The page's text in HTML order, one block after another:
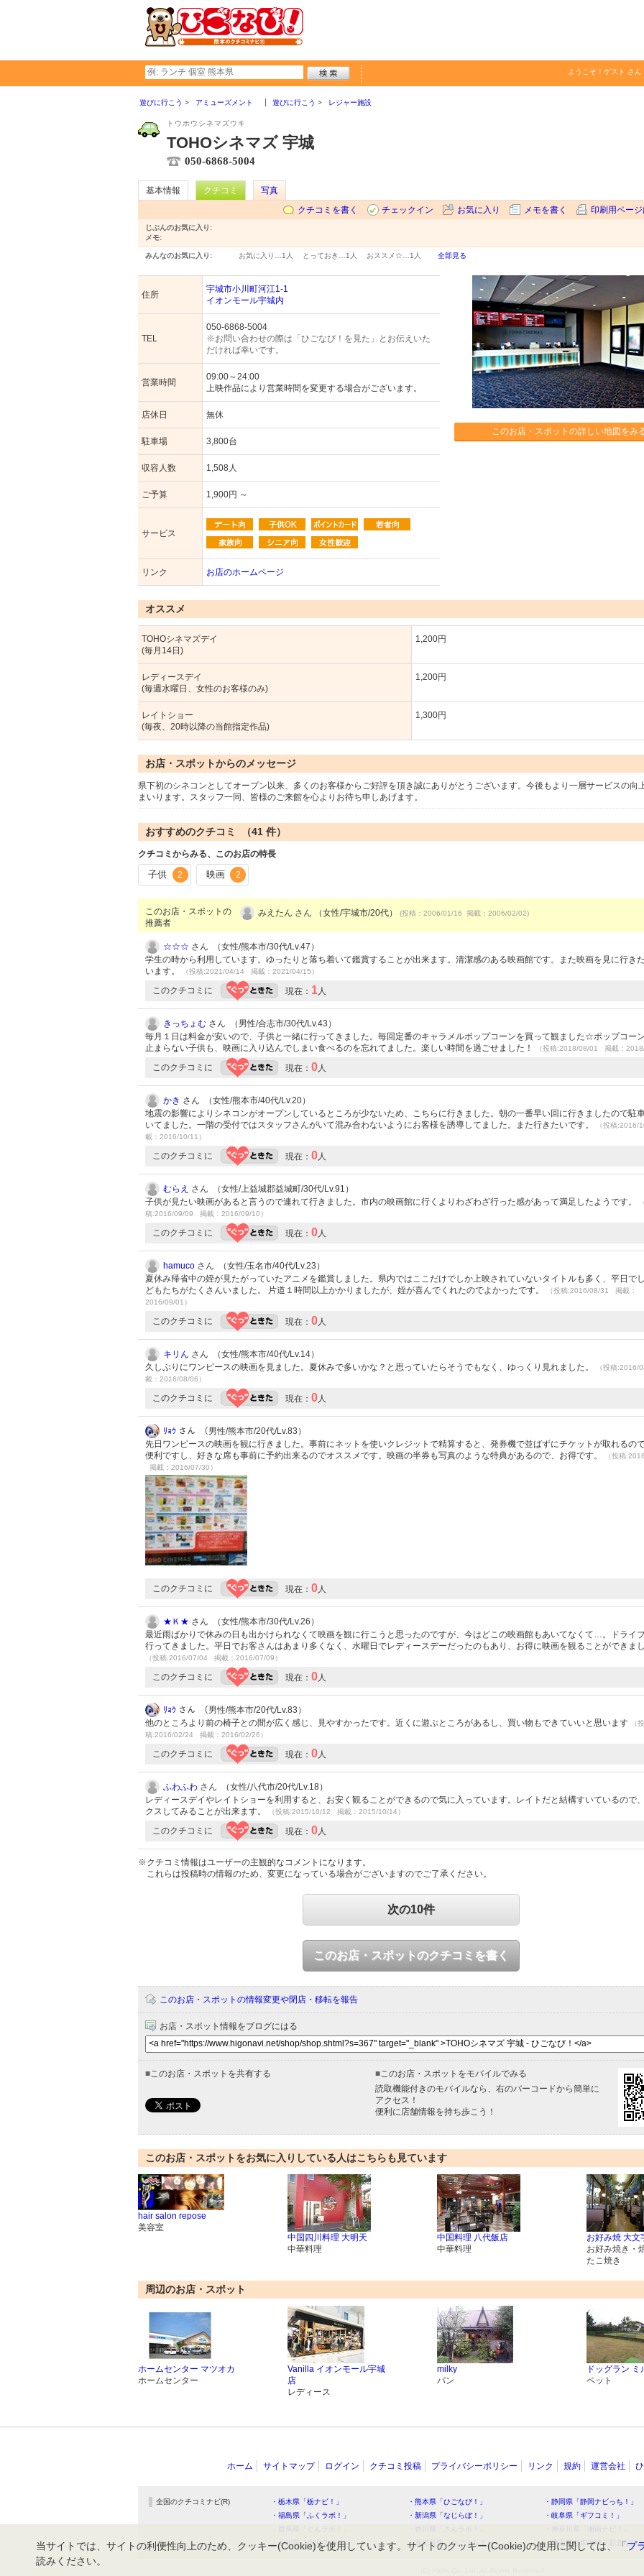
ようこそ！ ゲスト さん
遊びに行こう アミューズメント 遊びに行こう レジャー施設
トウホウシネマズウキ
TOHOシネマズ 宇城
050-6868-5004
基本情報 クチコミ
写真
クチコミを書く
チェックイン お気に入り メモを書く 印刷用ページ
じぶんのお気に入り:
メモ:
みんなのお気に入り: お気に入り… 1人 とっておき… 1人 おススメ☆… 1人 全部見る
住所
宇城市小川町河江1-1
イオンモール宇城内
TEL
050-6868-5004
※お問い合わせの際は「ひごなび！を見た」とお伝えいた
だければ幸いです。
営業時間
09:00～24:00
上映作品により営業時間を変更する場合がございます。
店休日 無休
駐車場 3,800台
収容人数 1,508人
ご予算 1,900円 ～
サービス
リンク お店のホームページ
このお店・スポットの詳しい地図をみ
オススメ
TOHOシネマズデイ
(毎月14日)
1,200円
レディースデイ
(毎週水曜日、女性のお客様のみ)
1,200円
レイトショー
(毎夜、20時以降の当館指定作品)
1,300円
お店・スポットからのメッセージ
県下初のシネコンとしてオープン以来、多くのお客様からご好評を頂き誠にありがとうございます。今後もより一層サービスの向
まいります。スタッフ一同、皆様のご来館を心よりお待ち申しあげます。
おすすめのクチコミ （41 件）
クチコミからみる、このお店の特長
子供 2 映画 2
このお店・スポットの
推薦者
みえたん さん （女性/宇城市/20代） (投稿：2006/01/16 掲載：2006/02/02)
☆☆☆ さん （女性/熊本市/30代/Lv.47）
学生の時から利用しています。ゆったりと落ち着いて鑑賞することが出来ます。清潔感のある映画館です。また映画を見に行き
います。
（投稿:2021/04/14 掲載：2021/04/15）
このクチコミに 現在： 1 人
きっちょむ さん （男性/合志市/30代/Lv.43）
毎月１日は料金が安いので、子供と一緒に行ってきました。毎回定番のキャラメルポップコーンを買って観ました☆ポップコー
止まらない子供も、映画に入り込んでしまい食べるのを忘れてました。楽しい時間を過ごせました！
（投稿:2018/08/01 掲載：2018/
このクチコミに 現在： 0 人
かき さん （女性/熊本市/40代/Lv.20）
地震の影響によりシネコンがオープンしているところが少ないため、こちらに行きました。朝の一番早い回に行きましたので駐
いてました。一階の受付ではスタッフさんがいて混み合わないようにお客様を誘導してました。また行きたいです。
（投稿
載：2016/10/11）
このクチコミに 現在： 0 人
むらえ さん （女性/上益城郡益城町/30代/Lv.91）
子供が見たい映画があると言うので連れて行きました。市内の映画館に行くよりわざわざ行った感があって満足したようです。
稿:2016/09/09 掲載：2016/09/10）
このクチコミに 現在： 0 人
hamuco さん （女性/玉名市/40代/Lv.23）
夏休み帰省中の姪が見たがっていたアニメを鑑賞しました。県内ではここだけでしか上映されていないタイトルも多く、平日で
どもたちがたくさんいました。 片道１時間以上かかりましたが、姪が喜んでくれたのでよかったです。
（投稿:2016/08/31 掲載：
2016/09/01）
このクチコミに 現在： 0 人
キリん さん （女性/熊本市/40代/Lv.14）
久しぶりにワンピースの映画を見ました。夏休みで多いかな？と思っていたらそうでもなく、ゆっくり見れました。
（投稿
載：2016/08/06）
このクチコミに 現在： 0 人
ﾘｮｳ さん （男性/熊本市/20代/Lv.83）
先日ワンピースの映画を観に行きました。事前にネットを使いクレジットで精算すると、発券機で並ばずにチケットが取れるの
便利ですし、好きな席も事前に予約出来るのでオススメです。映画の半券も写真のような特典があるので、お得です。
（投稿
掲載：2016/07/30）
このクチコミに 現在： 0 人
★Ｋ★ さん （女性/熊本市/30代/Lv.26）
最近雨ばかりで休みの日も出かけられなくて映画を観に行こうと思ったのですが、今はどこの映画館もあいてなくて…。ドライ
行ってきました。平日でお客さんはあまり多くなく、水曜日でレディースデーだったのもあり、お得に映画を観ることができまし
（投稿:2016/07/04 掲載：2016/07/09）
このクチコミに 現在： 0 人
ﾘｮｳ さん （男性/熊本市/20代/Lv.83）
他のところより前の椅子との間が広く感じ、見やすかったです。近くに遊ぶところがあるし、買い物もできていいと思います
（投
稿:2016/02/24 掲載：2016/02/26）
このクチコミに 現在： 0 人
ふわふわ さん （女性/八代市/20代/Lv.18）
レディースデイやレイトショーを利用すると、お安く観ることができるので気に入っています。レイトだと結構すいているので
クスしてみることが出来ます。
（投稿:2015/10/12 掲載：2015/10/14）
このクチコミに 現在： 0 人
※クチコミ情報はユーザーの主観的なコメントになります。
これらは投稿時の情報のため、変更になっている場合がございますのでご了承ください。
次の10件
このお店・スポットのクチコミを書く
このお店・スポットの情報変更や閉店・移転を報告
お店・スポット情報をブログにはる
■ このお店・スポットを共有する ■ このお店・スポットをモバイルでみる
読取機能付きのモバイルなら、右のバーコードから簡単に
アクセス！
便利に店舗情報を持ち歩こう！
このお店・スポットをお気に入りしている人はこちらも見ています
hair salon repose
美容室
中国四川料理 大明天
中華料理
中国料理 八代飯店
中華料理
お好み焼 大文
お好み焼き・
たこ焼き
周辺のお店・スポット
ホームセンター マツオカ
ホームセンター
Vanilla イオンモール宇城
店
レディース
milky
パン
ドッグラン ミ
ペット
ホーム サイトマップ ログイン クチコミ投稿 プライバシーポリシー リンク 規約 運営会社
全国のクチコミナビ(R) ・栃木県「栃ナビ！」 ・熊本県「ひごなび！」 ・静岡県「静岡ナビっち！」
・福島県「ふくラボ！」
・新潟県「なじらぼ！」 ・岐阜県「ギフコミ！」
・石川県「金沢ラボ！」
・鹿児島県「かごぶら！」 ・埼玉県北部地域「彩北なび！
当サイトでは、サイトの利便性向上のため、クッキー(Cookie)を使用しています。サイトのクッキー(Cookie)の使用に関しては、「プ
読みください。